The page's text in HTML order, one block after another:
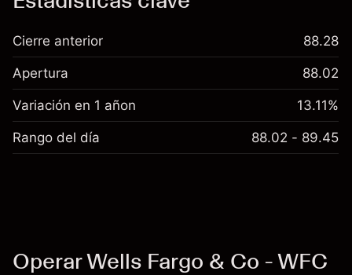
Cierre anterior 88.28
Apertura 88.02
Variación en 1 añon 13.11%
Rango del día 88.02 - 89.45
Operar Wells Fargo & Co - WFC